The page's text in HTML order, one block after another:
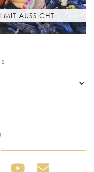
MIT AUSSICHT